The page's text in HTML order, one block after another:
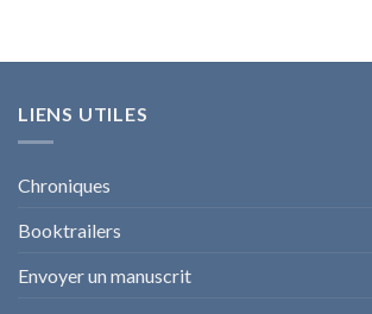
LIENS UTILES
Chroniques
Booktrailers
Envoyer un manuscrit